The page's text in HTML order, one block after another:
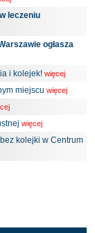
leczeniu
ogłasza
i kolejek! więcej
miejscu więcej
więcej
kolejki w Centrum
Medyczny